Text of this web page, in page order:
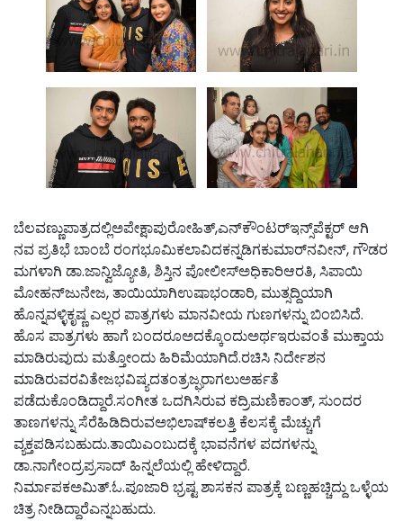
ಬೆಲವಣ್ಣುಪಾತ್ರದಲ್ಲಿಅಪೇಕ್ಷಾಪುರೋಹಿತ್,ಎನ್‌ಕೌಂಟರ್‌ಇನ್ಸ್‌ಪೆಕ್ಟರ್ ಆಗಿ
ನವ ಪ್ರತಿಭೆ ಬಾಂಬೆ ರಂಗಭೂಮಿಕಲಾವಿದಕನ್ನಡಿಗಕುಮಾರ್‌ನವೀನ್, ಗೌಡರ
ಮಗಳಾಗಿ ಡಾ.ಜಾನ್ವಿಜ್ಯೋತಿ, ಶಿಸ್ತಿನ ಪೋಲೀಸ್‌ಅಧಿಕಾರಿಆರತಿ, ಸಿಪಾಯಿ
ಮೋಹನ್‌ಜುನೇಜ, ತಾಯಿಯಾಗಿಉಷಾಭಂಡಾರಿ, ಮುತ್ಸದ್ದಿಯಾಗಿ
ಹೊನ್ನವಳ್ಳಿಕೃಷ್ಣ ಎಲ್ಲರ ಪಾತ್ರಗಳು ಮಾನವೀಯ ಗುಣಗಳನ್ನು ಬಿಂಬಿಸಿದೆ.
ಹೊಸ ಪಾತ್ರಗಳು ಹಾಗೆ ಬಂದರೂಅದಕ್ಕೊಂದುಅರ್ಥಇರುವಂತೆ ಮುಕ್ತಾಯ
ಮಾಡಿರುವುದು ಮತ್ತೋಂದು ಹಿರಿಮೆಯಾಗಿದೆ.ರಚಿಸಿ ನಿರ್ದೇಶನ
ಮಾಡಿರುವರವಿತೇಜಭವಿಷ್ಯದತಂತ್ರಜ್ಘರಾಗಲುಅರ್ಹತೆ
ಪಡೆದುಕೊಂಡಿದ್ದಾರೆ.ಸಂಗೀತ ಒದಗಿಸಿರುವ ಕದ್ರಿಮಣಿಕಾಂತ್, ಸುಂದರ
ತಾಣಗಳನ್ನು ಸೆರೆಹಿಡಿದಿರುವಅಭಿಲಾಷ್‌ಕಲತ್ತಿ ಕೆಲಸಕ್ಕೆ ಮೆಚ್ಚುಗೆ
ವ್ಯಕ್ತಪಡಿಸಬಹುದು.ತಾಯಿಎಂಬುದಕ್ಕೆ ಭಾವನೆಗಳ ಪದಗಳನ್ನು
ಡಾ.ನಾಗೇಂದ್ರಪ್ರಸಾದ್ ಹಿನ್ನಲೆಯಲ್ಲಿ ಹೇಳಿದ್ದಾರೆ.
ನಿರ್ಮಾಪಕಅಮಿತ್.ಓ.ಪೂಜಾರಿ ಭ್ರಷ್ಟ ಶಾಸಕನ ಪಾತ್ರಕ್ಕೆ ಬಣ್ಣಹಚ್ಚಿದ್ದು ಒಳ್ಳೆಯ
ಚಿತ್ರ ನೀಡಿದ್ದಾರೆಎನ್ನಬಹುದು.